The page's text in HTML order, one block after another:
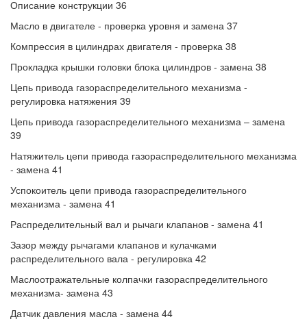
Описание конструкции 36
Масло в двигателе - проверка уровня и замена 37
Компрессия в цилиндрах двигателя - проверка 38
Прокладка крышки головки блока цилиндров - замена 38
Цепь привода газораспределительного механизма -
регулировка натяжения 39
Цепь привода газораспределительного механизма – замена
39
Натяжитель цепи привода газораспределительного механизма
- замена 41
Успокоитель цепи привода газораспределительного
механизма - замена 41
Распределительный вал и рычаги клапанов - замена 41
Зазор между рычагами клапанов и кулачками
распределительного вала - регулировка 42
Маслоотражательные колпачки газораспределительного
механизма- замена 43
Датчик давления масла - замена 44